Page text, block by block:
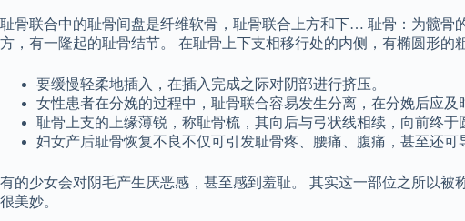
耻骨联合中的耻骨间盘是纤维软骨，耻骨联合上方和下… 耻骨：为髋骨
方，有一隆起的耻骨结节。 在耻骨上下支相移行处的内侧，有椭圆形的
要缓慢轻柔地插入，在插入完成之际对阴部进行挤压。
女性患者在分娩的过程中，耻骨联合容易发生分离，在分娩后应及
耻骨上支的上缘薄锐，称耻骨梳，其向后与弓状线相续，向前终
妇女产后耻骨恢复不良不仅可引发耻骨疼、腰痛、腹痛，甚至还
有的少女会对阴毛产生厌恶感，甚至感到羞耻。 其实这一部位之所以
很美妙。